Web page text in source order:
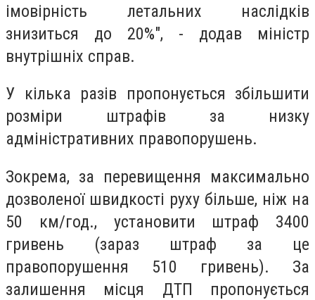
імовірність летальних наслідків
знизиться до 20%", - додав міністр
внутрішніх справ.
У кілька разів пропонується збільшити
розміри штрафів за низку
адміністративних правопорушень.
Зокрема, за перевищення максимально
дозволеної швидкості руху більше, ніж на
50 км/год., установити штраф 3400
гривень (зараз штраф за це
правопорушення 510 гривень). За
залишення місця ДТП пропонується